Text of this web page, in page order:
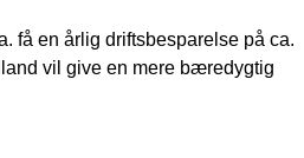
få en årlig driftsbesparelse på ca.
vil give en mere bæredygtig